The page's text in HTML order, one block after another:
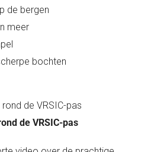
de bergen
meer
bochten
de VRSIC-pas